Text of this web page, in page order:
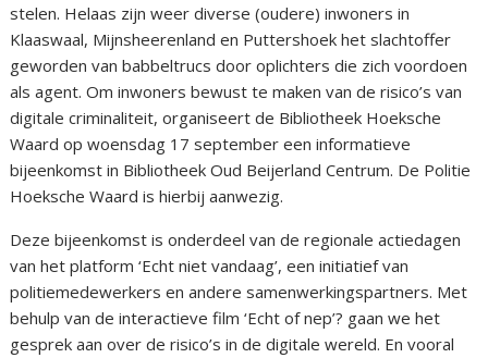
stelen. Helaas zijn weer diverse (oudere) inwoners in
Klaaswaal, Mijnsheerenland en Puttershoek het slachtoffer
geworden van babbeltrucs door oplichters die zich voordoen
als agent. Om inwoners bewust te maken van de risico’s van
digitale criminaliteit, organiseert de Bibliotheek Hoeksche
Waard op woensdag 17 september een informatieve
bijeenkomst in Bibliotheek Oud Beijerland Centrum. De Politie
Hoeksche Waard is hierbij aanwezig.
Deze bijeenkomst is onderdeel van de regionale actiedagen
van het platform ‘Echt niet vandaag’, een initiatief van
politiemedewerkers en andere samenwerkingspartners. Met
behulp van de interactieve film ‘Echt of nep’? gaan we het
gesprek aan over de risico’s in de digitale wereld. En vooral